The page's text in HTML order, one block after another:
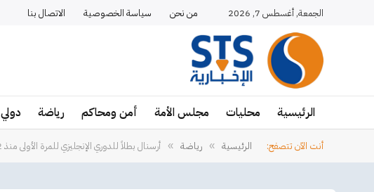
الجمعة, أغسطس 7, 2026 من نحن سياسة الخصوصية الاتصال بنا
الرئيسية محليات مجلس الأمة أمن ومحاكم رياضة دولي
أنت الآن تتصفح: الرئيسية » رياضة » أرسنال بطلاً للدوري الإنجليزي للمرة الأولى منذ 22 عاماً